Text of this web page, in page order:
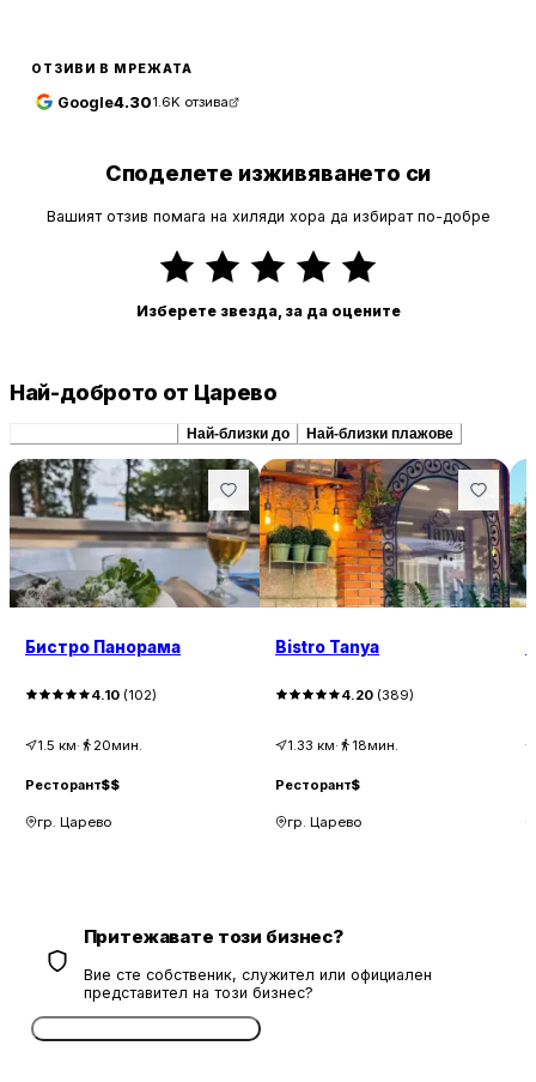
ОТЗИВИ В МРЕЖАТА
Google4.301.6K отзива
Споделете изживяването си
Вашият отзив помага на хиляди хора да избират по-добре
Изберете звезда, за да оцените
Най-доброто от Царево
Най-близки до Най-близки плажове
Бистро Панорама
4.10 (102)
1.5 км· 20мин.
Ресторант$$
гр. Царево
Bistro Tanya
4.20 (389)
1.33 км· 18мин.
Ресторант$
гр. Царево
Притежавате този бизнес?
Вие сте собственик, служител или официален
представител на този бизнес?